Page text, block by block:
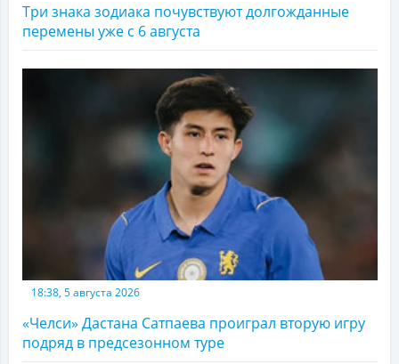
Три знака зодиака почувствуют долгожданные
перемены уже с 6 августа
18:38, 5 августа 2026
«Челси» Дастана Сатпаева проиграл вторую игру
подряд в предсезонном туре